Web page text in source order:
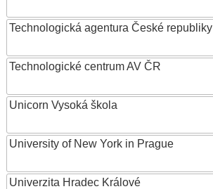
Technologická agentura České republiky
Technologické centrum AV ČR
Unicorn Vysoká škola
University of New York in Prague
Univerzita Hradec Králové